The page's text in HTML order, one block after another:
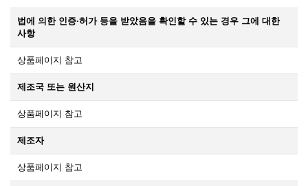
법에 의한 인증·허가 등을 받았음을 확인할 수 있는 경우 그에 대한
사항
상품페이지 참고
제조국 또는 원산지
상품페이지 참고
제조자
상품페이지 참고